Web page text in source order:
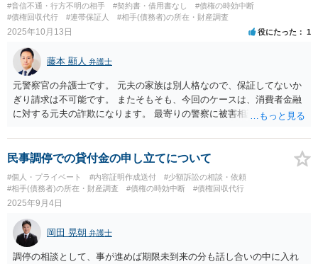
#音信不通・行方不明の相手 #契約書・借用書なし
#債権の時効中断
#債権回収代行
#連帯保証人 #相手(債務者)の所在・財産調査
2025年10月13日 役にたった 1
藤本 顯人 弁護士
元警察官の弁護士です。 元夫の家族は別人格なので、保証してないか
ぎり請求は不可能です。 またそもそも、今回のケースは、消費者金融
に対する元夫の詐欺になります。 最寄りの警察に被害相談をして、対
携帯電話の登録情報、口座の登録データなどから現在地を割り出すこ
とが可能な場合があります。
民事調停での貸付金の申し立てについて
#個人・プライベート #内容証明作成送付
#少額訴訟の相談・依頼
#相手(債務者)の所在・財産調査
#債権の時効中断 #債権回収代行
2025年9月4日
岡田 晃朝 弁護士
調停の相談として、事が進めば期限未到来の分も話し合いの中に入れ